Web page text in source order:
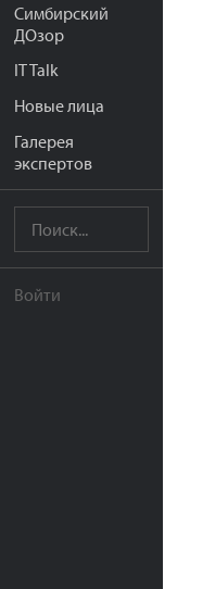
Симбирский
ДОзор
IT Talk
Новые лица
Галерея
экспертов
Войти